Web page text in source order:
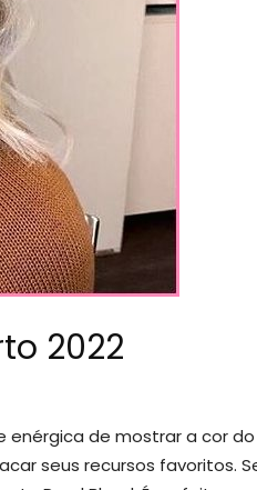
2022
de mostrar a cor do
seus recursos favoritos.